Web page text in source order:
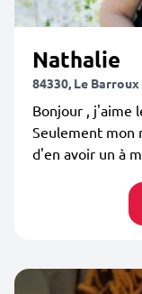
Nathalie
84330, Le Barroux
Bonjour , j'aime
Seulement mon
d'en avoir un à